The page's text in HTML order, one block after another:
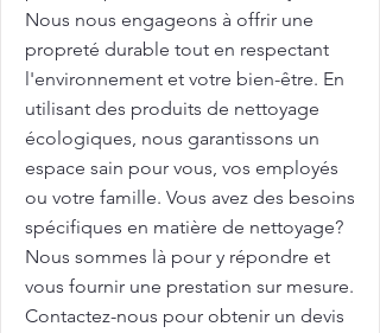
Nous nous engageons à offrir une
propreté durable tout en respectant
l'environnement et votre bien-être. En
utilisant des produits de nettoyage
écologiques, nous garantissons un
espace sain pour vous, vos employés
ou votre famille. Vous avez des besoins
spécifiques en matière de nettoyage?
Nous sommes là pour y répondre et
vous fournir une prestation sur mesure.
Contactez-nous pour obtenir un devis